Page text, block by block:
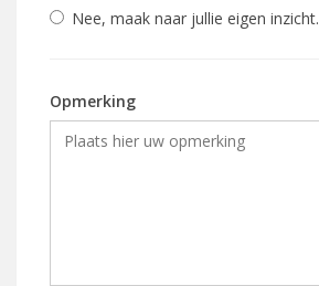
Nee, maak naar jullie eigen inzicht.
Opmerking